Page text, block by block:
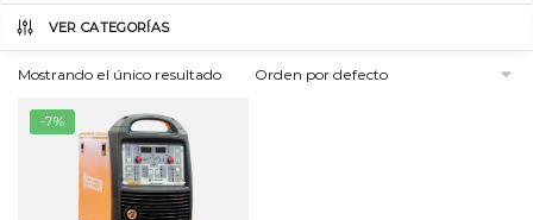
VER CATEGORÍAS
Mostrando el único resultado
-7%